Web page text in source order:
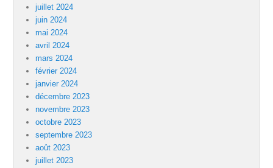
juillet 2024
juin 2024
mai 2024
avril 2024
mars 2024
février 2024
janvier 2024
décembre 2023
novembre 2023
octobre 2023
septembre 2023
août 2023
juillet 2023